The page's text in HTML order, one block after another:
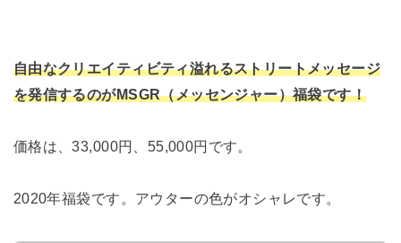
自由なクリエイティビティ溢れるストリートメッセージ
を発信するのがMSGR（メッセンジャー）福袋です！
価格は、33,000円、55,000円です。
2020年福袋です。アウターの色がオシャレです。